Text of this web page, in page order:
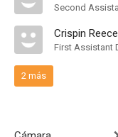
Crispin Reece
2 más